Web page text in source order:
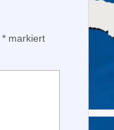
* markiert